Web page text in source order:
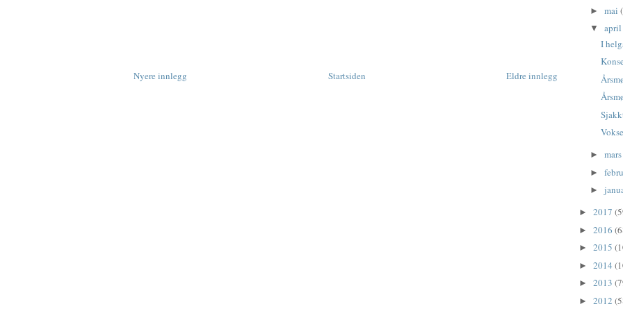
Nyere innlegg Eldre innlegg
Startsiden
► mai
▼ april
I
► mars
►
►
► 2017
► 2016
► 2015
► 2014
► 2013
► 2012